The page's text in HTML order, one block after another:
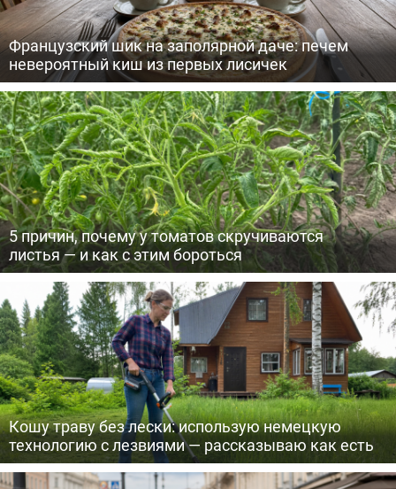
Французский шик на заполярной даче: печем
невероятный киш из первых лисичек
5 причин, почему у томатов скручиваются
листья — и как с этим бороться
Кошу траву без лески: использую немецкую
технологию с лезвиями — рассказываю как есть